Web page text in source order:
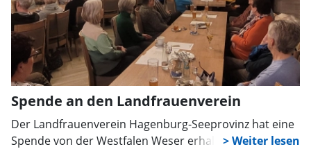
Spende an den Landfrauenverein
Der Landfrauenverein Hagenburg-Seeprovinz hat eine
Spende von der Westfalen Weser erhalten.